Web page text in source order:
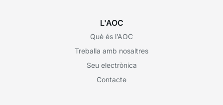
L'AOC
Què és l’AOC
Treballa amb nosaltres
Seu electrònica
Contacte